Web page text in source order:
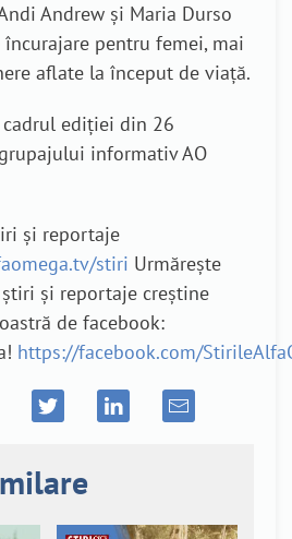
Andrew și Maria Durso
pentru femei, mai
aflate la început de viață.
ediției din 26
informativ AO
și reportaje
stiri Urmărește
și reportaje creștine
de facebook:
https://facebook.com/